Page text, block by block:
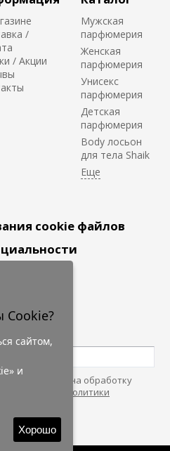
/
/ Акции
Мужская
парфюмерия
Женская
парфюмерия
Унисекс
парфюмерия
Детская
парфюмерия
Body лосьон
для тела Shaik
cookie файлов
даю согласие на обработку
условиями
"Политики
сайтом,
и
Хорошо